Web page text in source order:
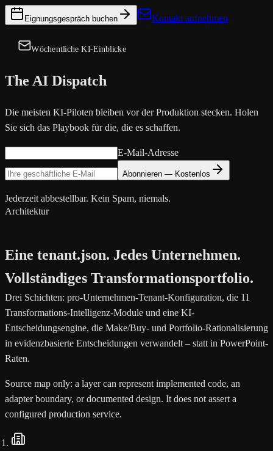
Eignungsgespräch buchen Kontakt aufnehmen
Wöchentliche KI-Einblicke
The AI Dispatch
Die meisten KI-Piloten bleiben vor der Produktion stecken. Holen
Sie sich das Playbook für die, die es schaffen.
E-Mail-Adresse
Abonnieren — Kostenlos
Jederzeit abbestellbar. Kein Spam, niemals.
Architektur
Eine tenant.json. Jedes Unternehmen.
Vollständiges Transformationsportfolio.
Drei Schichten: pro-Unternehmen-Tenant-Konfiguration, die 11
Transformations-Intelligenz-Module und eine KI-
Entscheidungsengine, die Make/Buy- und Portfolio-Rationalisierung
in evidenzbasierte Entscheidungen verwandelt – statt in PowerPoint-
Raten.
Source map only: a layer can represent implemented code, an
adapter boundary, or documented design. It does not assert a
configured production service.